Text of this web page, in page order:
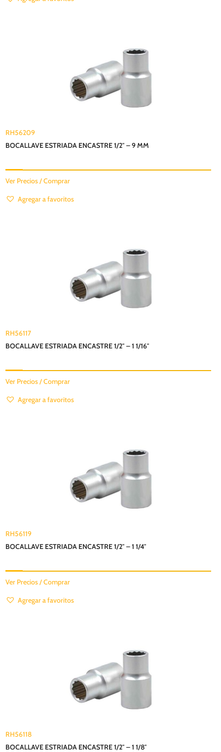
RH56209
BOCALLAVE ESTRIADA ENCASTRE 1/2″ – 9 MM
Ver Precios / Comprar
Agregar a favoritos
RH56117
BOCALLAVE ESTRIADA ENCASTRE 1/2″ – 1 1/16″
Ver Precios / Comprar
Agregar a favoritos
RH56119
BOCALLAVE ESTRIADA ENCASTRE 1/2″ – 1 1/4″
Ver Precios / Comprar
Agregar a favoritos
RH56118
BOCALLAVE ESTRIADA ENCASTRE 1/2″ – 1 1/8″